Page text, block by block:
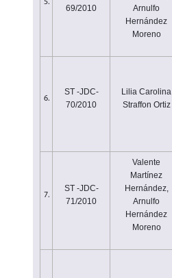
5.
69/2010
Arnulfo
Hernández
Moreno
6.
ST -JDC-
70/2010
Lilia Carolina
Straffon Ortiz
7.
ST -JDC-
71/2010
Valente
Martínez
Hernández,
Arnulfo
Hernández
Moreno